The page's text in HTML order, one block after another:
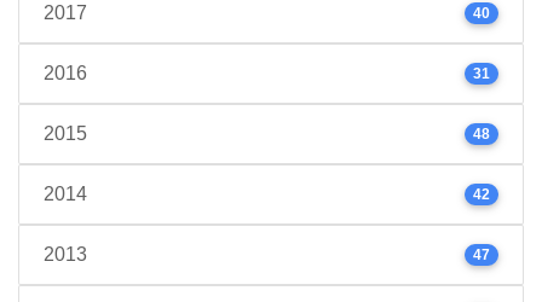
2017 40
2016 31
2015 48
2014 42
2013 47